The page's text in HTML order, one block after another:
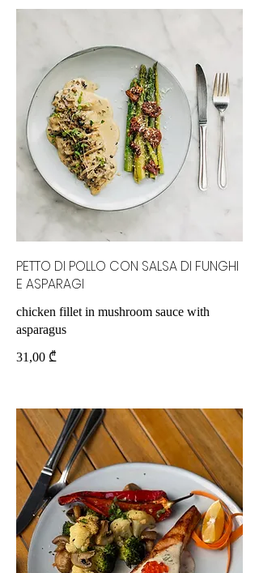
PETTO DI POLLO CON SALSA DI FUNGHI
E ASPARAGI
chicken fillet in mushroom sauce with
asparagus
31,00 ₾